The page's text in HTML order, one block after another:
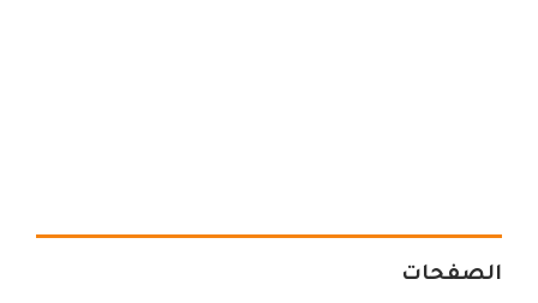
الصفحات